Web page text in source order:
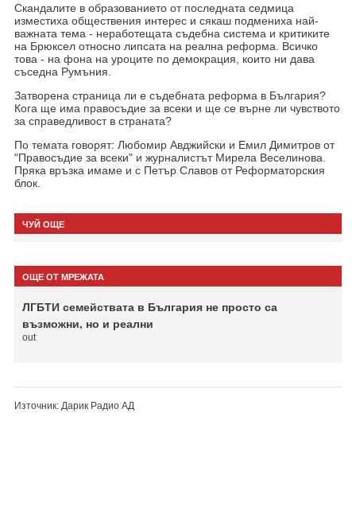
Скандалите в образованието от последната седмица
изместиха обществения интерес и сякаш подмениха най-
важната тема - неработещата съдебна система и критиките
на Брюксел относно липсата на реална реформа. Всичко
това - на фона на уроците по демокрация, които ни дава
съседна Румъния.
Затворена страница ли е съдебната реформа в България?
Кога ще има правосъдие за всеки и ще се върне ли чувството
за справедливост в страната?
По темата говорят: Любомир Авджийски и Емил Димитров от
"Правосъдие за всеки" и журналистът Мирела Веселинова.
Пряка връзка имаме и с Петър Славов от Реформаторския
блок.
ЧУЙ ОЩЕ
ОЩЕ ОТ МРЕЖАТА
ЛГБТИ семействата в България не просто са
възможни, но и реални
out
Източник: Дарик Радио АД